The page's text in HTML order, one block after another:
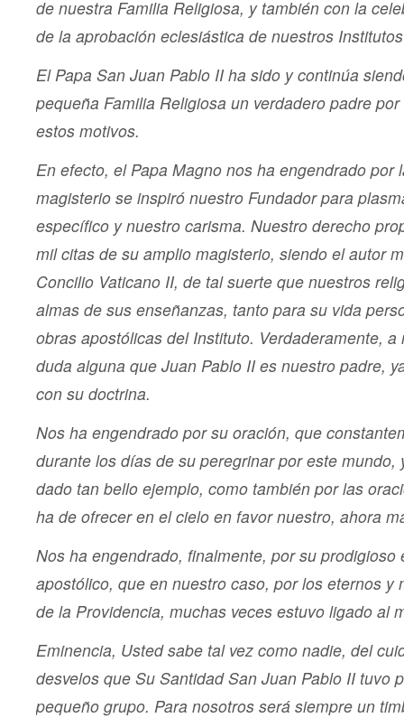
de nuestra Familia Religiosa, y también con la
de la aprobación eclesiástica de nuestros
El Papa San Juan Pablo II ha sido y continúa
pequeña Familia Religiosa un verdadero padre
estos motivos.
En efecto, el Papa Magno nos ha engendrado
magisterio se inspiró nuestro Fundador para
específico y nuestro carisma. Nuestro derecho
mil citas de su amplio magisterio, siendo el autor
Concilio Vaticano II, de tal suerte que nuestros
almas de sus enseñanzas, tanto para su vida
obras apostólicas del Instituto. Verdaderamente,
duda alguna que Juan Pablo II es nuestro padre,
con su doctrina.
Nos ha engendrado por su oración, que
durante los días de su peregrinar por este mundo,
dado tan bello ejemplo, como también por las
ha de ofrecer en el cielo en favor nuestro, ahora
Nos ha engendrado, finalmente, por su prodigioso
apostólico, que en nuestro caso, por los eternos y
de la Providencia, muchas veces estuvo ligado al
Eminencia, Usted sabe tal vez como nadie, del
desvelos que Su Santidad San Juan Pablo II tuvo
pequeño grupo. Para nosotros será siempre un